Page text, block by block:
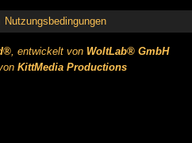
Nutzungsbedingungen
, entwickelt von WoltLab® GmbH
KittMedia Productions